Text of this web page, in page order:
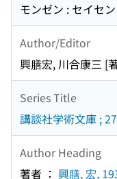
モンゼン : セイセ
Author/Editor
興膳宏, 川合康三 [
Series Title
講談社学術文庫 ;
Author Heading
著者 ： 興膳, 宏,